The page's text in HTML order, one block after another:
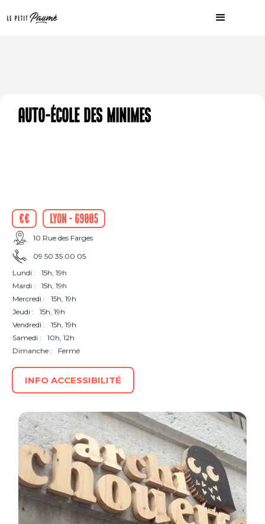
Auto-école des Minimes
€€ Lyon - 69005
10 Rue des Farges
09 50 35 00 05
Lundi :
15h, 19h
Mardi :
15h, 19h
Mercredi :
15h, 19h
Jeudi :
15h, 19h
Vendredi :
15h, 19h
Samedi :
10h, 12h
Dimanche :
Fermé
INFO ACCESSIBILITÉ